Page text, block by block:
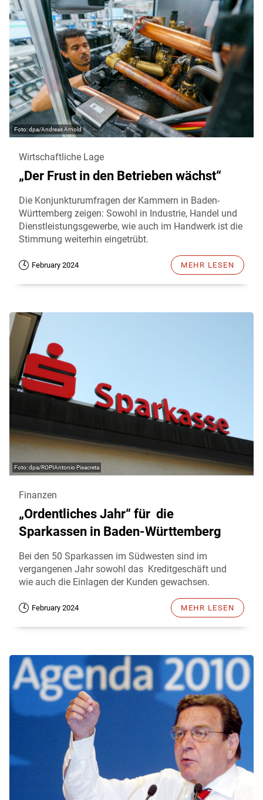
dpa/Andreas Arnold
Wirtschaftliche Lage
„Der Frust in den Betrieben wächst“
Die Konjunkturumfragen der Kammern in Baden-
Württemberg zeigen: Sowohl in Industrie, Handel und
Dienstleistungsgewerbe, wie auch im Handwerk ist die
Stimmung weiterhin eingetrübt.
February 2024 MEHR LESEN
dpa/ROPIAntonio Pisacreta
Finanzen
„Ordentliches Jahr“ für die
Sparkassen in Baden-Württemberg
Bei den 50 Sparkassen im Südwesten sind im
vergangenen Jahr sowohl das Kreditgeschäft und
wie auch die Einlagen der Kunden gewachsen.
February 2024 MEHR LESEN